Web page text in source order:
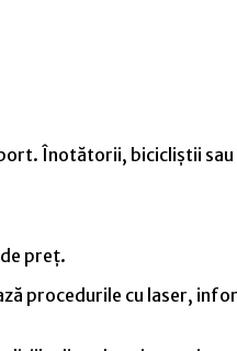
Înotătorii, bicicliștii
preț.
procedurile cu laser,